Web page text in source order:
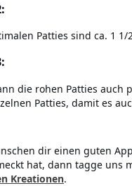
Patties sind ca. 1
die rohen Patties auch
Patties, damit es
dir einen guten
hat, dann tagge uns
Kreationen.